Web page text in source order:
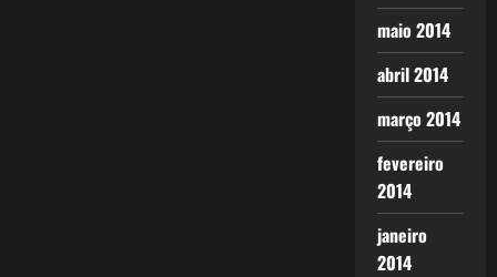
maio 2014
abril 2014
março 2014
fevereiro
2014
janeiro
2014